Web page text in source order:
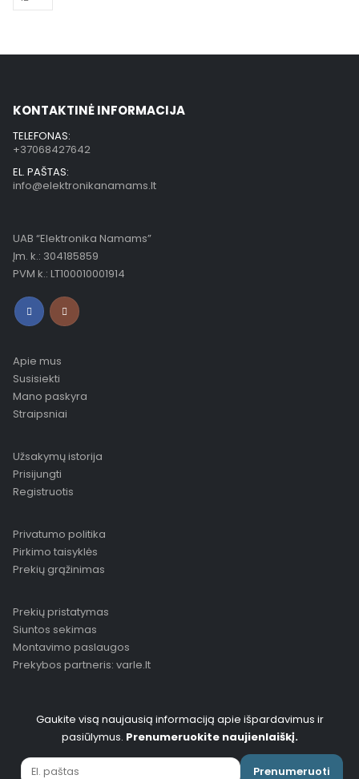
KONTAKTINĖ INFORMACIJA
TELEFONAS:
+37068427642
EL. PAŠTAS:
info@elektronikanamams.lt
UAB “Elektronika Namams”
Įm. k.: 304185859
PVM k.: LT100010001914
Apie mus
Susisiekti
Mano paskyra
Straipsniai
Užsakymų istorija
Prisijungti
Registruotis
Privatumo politika
Pirkimo taisyklės
Prekių grąžinimas
Prekių pristatymas
Siuntos sekimas
Montavimo paslaugos
Prekybos partneris: varle.lt
Gaukite visą naujausią informaciją apie išpardavimus ir
pasiūlymus. Prenumeruokite naujienlaiškį.
Prenumeruoti